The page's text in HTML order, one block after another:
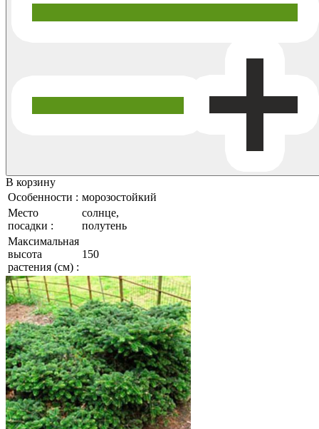
В корзину
Особенности : морозостойкий
Место
посадки :
солнце,
полутень
Максимальная
высота
растения (см) :
150